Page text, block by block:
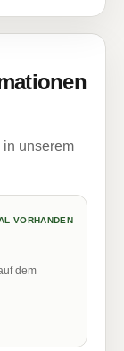
in unserem
VORHANDEN
dem